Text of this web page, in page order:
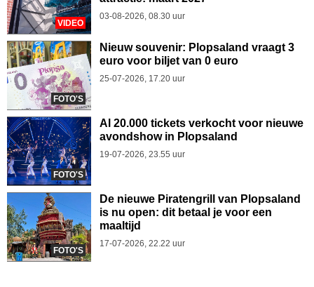
VIDEO
03-08-2026, 08.30 uur
FOTO'S
Nieuw souvenir: Plopsaland vraagt 3
euro voor biljet van 0 euro
25-07-2026, 17.20 uur
FOTO'S
Al 20.000 tickets verkocht voor nieuwe
avondshow in Plopsaland
19-07-2026, 23.55 uur
FOTO'S
De nieuwe Piratengrill van Plopsaland
is nu open: dit betaal je voor een
maaltijd
17-07-2026, 22.22 uur